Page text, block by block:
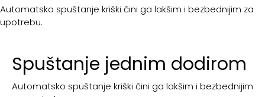
Automatsko spuštanje kriški čini ga lakšim i bezbednijim za
upotrebu.
Spuštanje jednim dodirom
Automatsko spuštanje kriški čini ga lakšim i bezbednijim